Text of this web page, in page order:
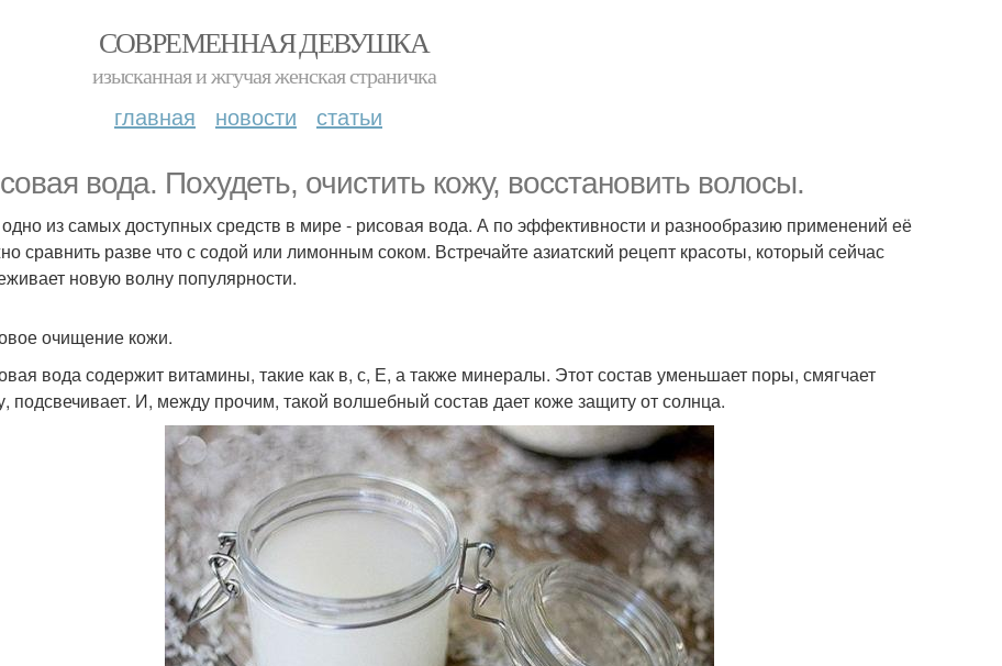
СОВРЕМЕННАЯ ДЕВУШКА
изысканная и жгучая женская страничка
главная новости статьи
вода. Похудеть, очистить кожу, восстановить волосы.
из самых доступных средств в мире - рисовая вода. А по эффективности и разнообразию применений её
сравнить разве что с содой или лимонным соком. Встречайте азиатский рецепт красоты, который сейчас
новую волну популярности.
очищение кожи.
вода содержит витамины, такие как в, с, Е, а также минералы. Этот состав уменьшает поры, смягчает
подсвечивает. И, между прочим, такой волшебный состав дает коже защиту от солнца.